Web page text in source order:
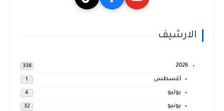
الارشيف
2026
338
أغسطس 1
يوليو 4
يونيو 32